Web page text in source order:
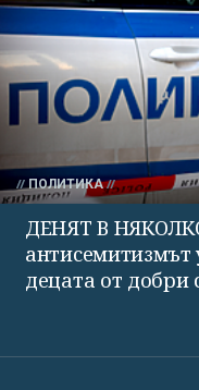
ПОЛИТИКА
ДЕНЯТ В
антисемитизмът
децата от добри